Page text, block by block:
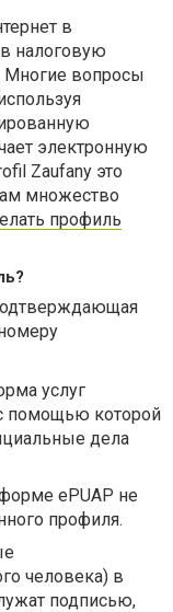
в
налоговую
Многие вопросы
электронную
Zaufany это
множество
профиль
услуг
помощью которой
дела
ePUAP не
профиля.
человека) в
подписью,